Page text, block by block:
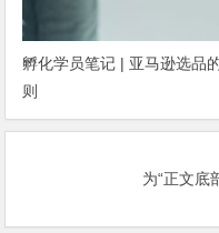
孵化学员笔记 | 亚马逊选品
则
为“正文底